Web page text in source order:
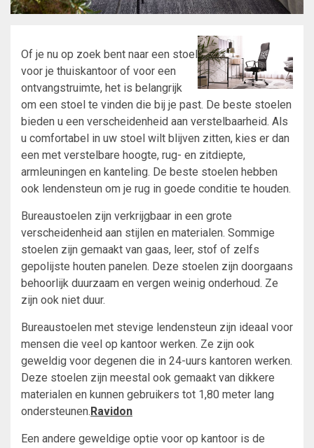
Of je nu op zoek bent naar een stoel
voor je thuiskantoor of voor een
ontvangstruimte, het is belangrijk
om een ​​stoel te vinden die bij je past. De beste stoelen
bieden u een verscheidenheid aan verstelbaarheid. Als
u comfortabel in uw stoel wilt blijven zitten, kies er dan
een met verstelbare hoogte, rug- en zitdiepte,
armleuningen en kanteling. De beste stoelen hebben
ook lendensteun om je rug in goede conditie te houden.
Bureaustoelen zijn verkrijgbaar in een grote
verscheidenheid aan stijlen en materialen. Sommige
stoelen zijn gemaakt van gaas, leer, stof of zelfs
gepolijste houten panelen. Deze stoelen zijn doorgaans
behoorlijk duurzaam en vergen weinig onderhoud. Ze
zijn ook niet duur.
Bureaustoelen met stevige lendensteun zijn ideaal voor
mensen die veel op kantoor werken. Ze zijn ook
geweldig voor degenen die in 24-uurs kantoren werken.
Deze stoelen zijn meestal ook gemaakt van dikkere
materialen en kunnen gebruikers tot 1,80 meter lang
ondersteunen.Ravidon
Een andere geweldige optie voor op kantoor is de